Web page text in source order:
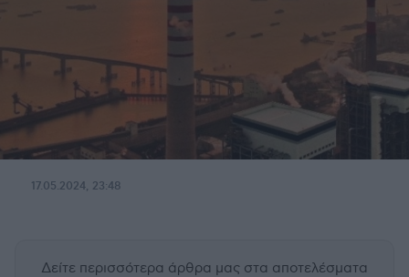
17.05.2024, 23:48
Δείτε περισσότερα άρθρα μας στα αποτελέσματα